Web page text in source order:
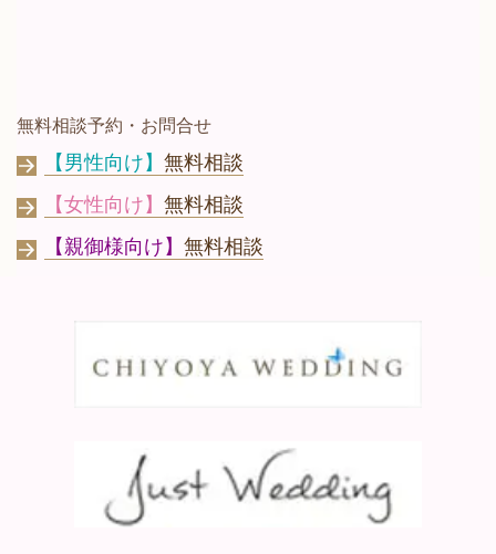
無料相談予約・お問合せ
【男性向け】 無料相談
【女性向け】 無料相談
【親御様向け】 無料相談